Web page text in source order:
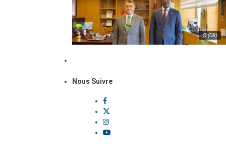
© (DR)
Nous Suivre